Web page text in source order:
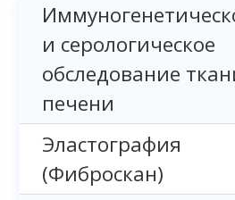
и серологическое
обследование
печени
Эластография
(Фиброскан)